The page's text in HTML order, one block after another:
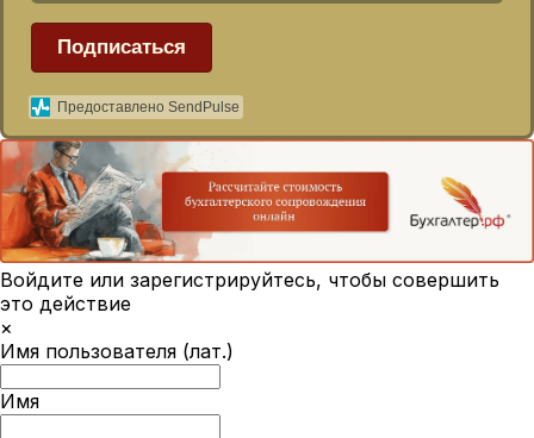
Подписаться
Предоставлено SendPulse
Войдите или зарегистрируйтесь, чтобы совершить
это действие
×
Имя пользователя (лат.)
Имя